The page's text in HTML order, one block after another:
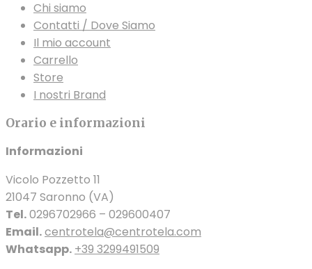
Chi siamo
Contatti / Dove Siamo
Il mio account
Carrello
Store
I nostri Brand
Orario e informazioni
Informazioni
Vicolo Pozzetto 11
21047 Saronno (VA)
Tel.0296702966 – 029600407
Email.centrotela@centrotela.com
Whatsapp. +39 3299491509